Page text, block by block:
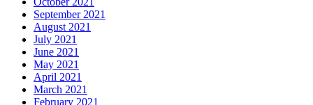
September 2021
August 2021
July 2021
June 2021
May 2021
April 2021
March 2021
February 2021